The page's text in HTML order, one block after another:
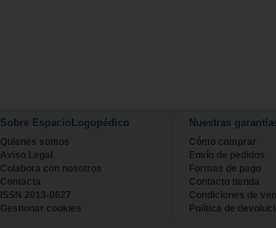
Sobre EspacioLogopédico
Quienes somos
Aviso Legal
Colabora con nosotros
Contacta
ISSN 2013-0627
Gestionar cookies
Nuestras
Cómo comprar
Envío de pedidos
Formas de pago
Contacto tienda
Condiciones de
Política de